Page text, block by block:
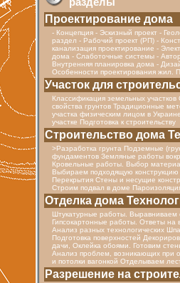
Проектирование дома
- Концепция - Эскизный проект -
раздел - Рабочий проект (РП) -
канализация проектирование -
дома - Cлаботочные системы -
Внутренняя планировка дома -
Особенности проектирования жил.
Участок для
Классификация земельных
свойства грунтов Традиционные
участка физическим лицом в
участке Подготовка к строительству
Строительство дома
>Разработка грунта Подземные
фундаментов Земляные работы
Кровельные работы. Выбор
Выбираем подходящую
Перекрытия Стены и несущие
Строим подвал в доме
Отделка дома
Штукатурные работы. Выравниваем
Гипсокартонные работы. Ответы на
Анализ разных технологических
Подготовка поверхностей
дачи, Оклейка обоями. Готовим
Анализ проблем, возникающих при
и потолки вагонкой Отделываем
Разрешение на